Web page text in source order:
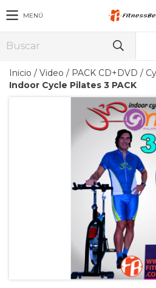
MENÚ
Inicio / Video / PACK CD+DVD /
Indoor Cycle Pilates 3 PACK